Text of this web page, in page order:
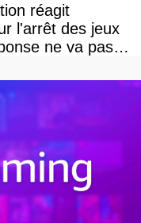
réagit
l'arrêt des jeux
ne va pas